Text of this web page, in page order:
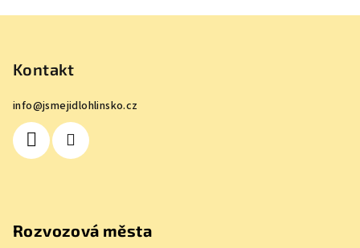
Kontakt
info@jsmejidlohlinsko.cz
Rozvozová města